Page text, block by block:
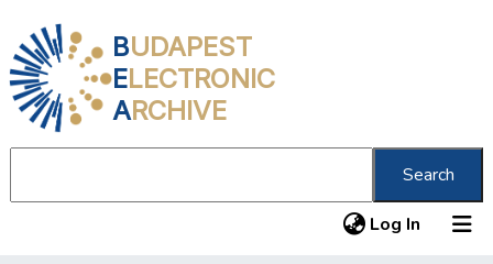
BUDAPEST
ELECTRONIC
ARCHIVE
Search
Log In (current)